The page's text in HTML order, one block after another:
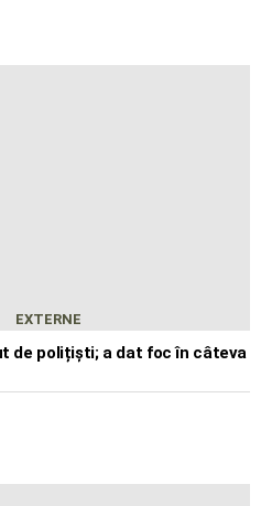
EXTERNE
de polițiști; a dat foc în câteva